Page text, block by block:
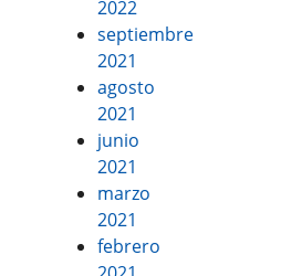
2022
septiembre
2021
agosto
2021
junio
2021
marzo
2021
febrero